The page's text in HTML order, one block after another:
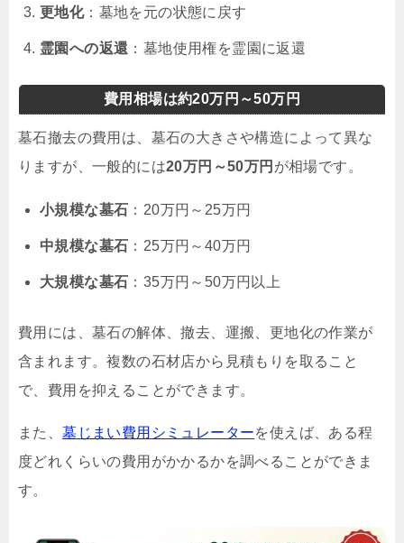
更地化：墓地を元の状態に戻す
霊園への返還 ：墓地使用権を霊園に返還
費用相場は約20万円～50万円
墓石撤去の費用は、墓石の大きさや構造によって異な
りますが、一般的には20万円～50万円 が相場です。
小規模な墓石 ：20万円～25万円
中規模な墓石 ：25万円～40万円
大規模な墓石 ：35万円～50万円以上
費用には、墓石の解体、撤去、運搬、更地化の作業が
含まれます。複数の石材店から見積もりを取ること
で、費用を抑えることができます。
また、墓じまい費用シミュレーターを使えば、ある程
度どれくらいの費用がかかるかを調べることができま
す。